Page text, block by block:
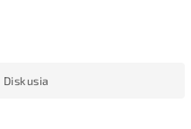
Diskusia